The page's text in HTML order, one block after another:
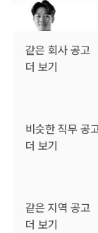
같은 회사 공고
더 보기
비슷한 직무 공
더 보기
같은 지역 공고
더 보기